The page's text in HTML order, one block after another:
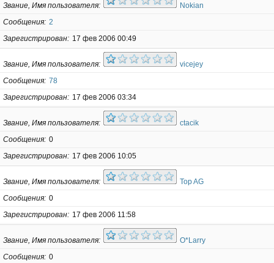
Звание, Имя пользователя
Nokian
Сообщения 2
Зарегистрирован
17 фев 2006 00:49
Звание, Имя пользователя
vicejey
Сообщения 78
Зарегистрирован
17 фев 2006 03:34
Звание, Имя пользователя
ctacik
Сообщения 0
Зарегистрирован
17 фев 2006 10:05
Звание, Имя пользователя
Top AG
Сообщения 0
Зарегистрирован
17 фев 2006 11:58
Звание, Имя пользователя
O*Larry
Сообщения 0